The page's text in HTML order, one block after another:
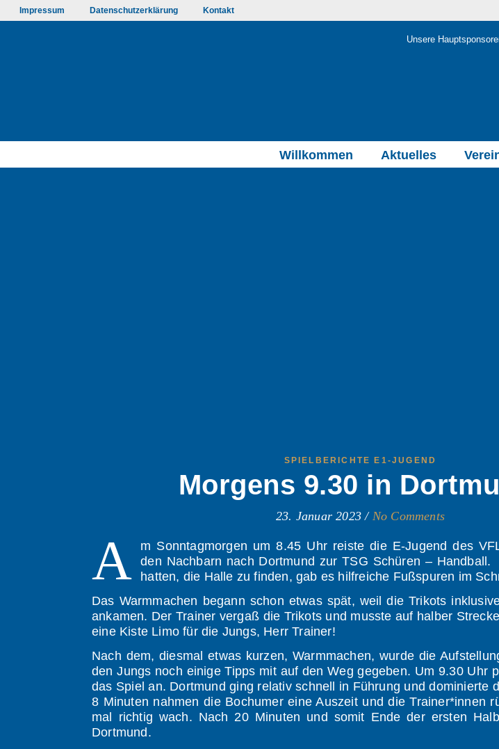
Impressum Datenschutzerklärung Kontakt
Unsere
Willkommen Aktuelles
SPIELBERICHTE E1-JUGEND
Morgens 9.30 in
23. Januar 2023 / No Comments
A
m Sonntagmorgen um 8.45 Uhr reiste die E-Jugend des
den Nachbarn nach Dortmund zur TSG Schüren –
hatten, die Halle zu finden, gab es hilfreiche Fußspuren im
Das Warmmachen begann schon etwas spät, weil die Trikots
ankamen. Der Trainer vergaß die Trikots und musste auf halber
eine Kiste Limo für die Jungs, Herr Trainer!
Nach dem, diesmal etwas kurzen, Warmmachen, wurde die
den Jungs noch einige Tipps mit auf den Weg gegeben. Um 9.30 Uhr
das Spiel an. Dortmund ging relativ schnell in Führung und dominierte
8 Minuten nahmen die Bochumer eine Auszeit und die Trainer*innen
mal richtig wach. Nach 20 Minuten und somit Ende der ersten
Dortmund.